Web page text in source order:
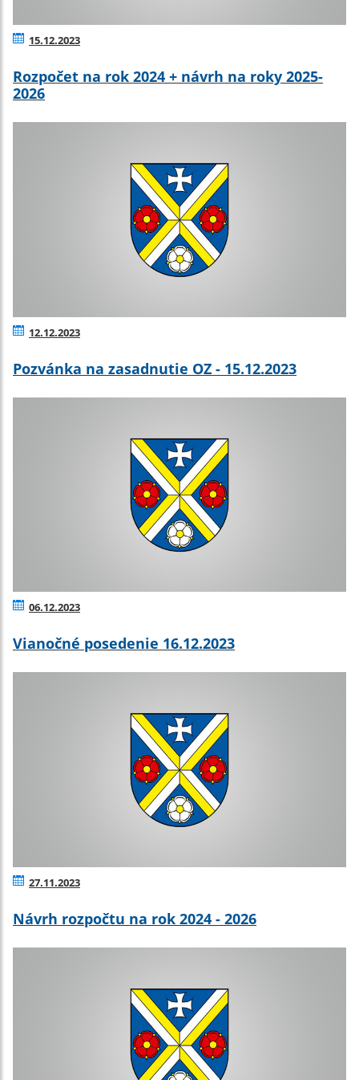
15.12.2023
Rozpočet na rok 2024 + návrh na roky 2025-
2026
12.12.2023
Pozvánka na zasadnutie OZ - 15.12.2023
06.12.2023
Vianočné posedenie 16.12.2023
27.11.2023
Návrh rozpočtu na rok 2024 - 2026